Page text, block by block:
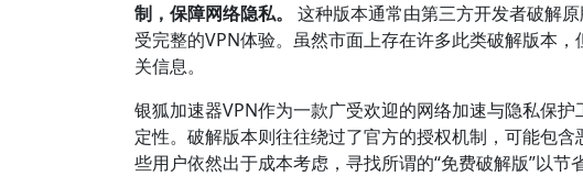
制，保障网络隐私。
这种版本通常由第三方开发者破解
受完整的VPN体验。虽然市面上存在许多此类破解版本
关信息。
银狐加速器VPN作为一款广受欢迎的网络加速与隐私保
定性。破解版本则往往绕过了官方的授权机制，可能包
些用户依然出于成本考虑，寻找所谓的“免费破解版”以节